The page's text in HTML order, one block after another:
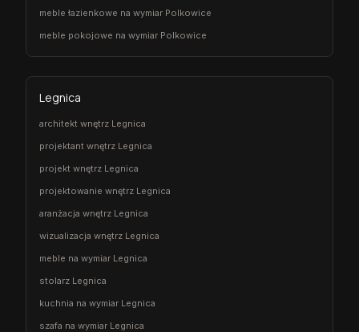
meble łazienkowe na wymiar Polkowice
meble pokojowe na wymiar Polkowice
Legnica
architekt wnętrz Legnica
projektant wnętrz Legnica
projekt wnętrz Legnica
projektowanie wnętrz Legnica
aranżacja wnętrz Legnica
wizualizacja wnętrz Legnica
meble na wymiar Legnica
stolarz Legnica
kuchnia na wymiar Legnica
szafa na wymiar Legnica